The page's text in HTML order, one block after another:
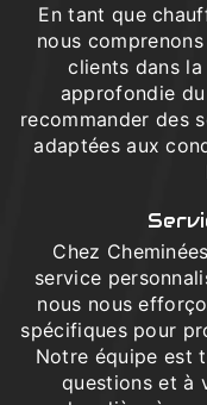
En tant que
nous
clients dans
approfondie
recommander des
adaptées aux
Chez
service
nous nous
spécifiques pour
Notre équipe est
questions et à